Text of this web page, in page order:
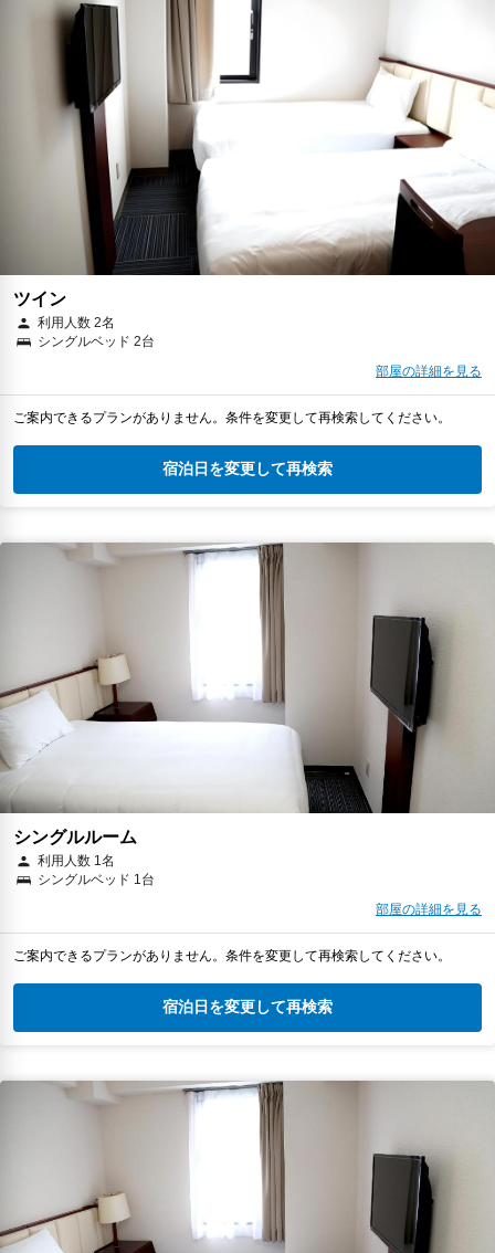
ツイン
利用人数 2名
シングルベッド 2台
部屋の詳細を見る
ご案内できるプランがありません。条件を変更して再検索してください。
宿泊日を変更して再検索
シングルルーム
利用人数 1名
シングルベッド 1台
部屋の詳細を見る
ご案内できるプランがありません。条件を変更して再検索してください。
宿泊日を変更して再検索